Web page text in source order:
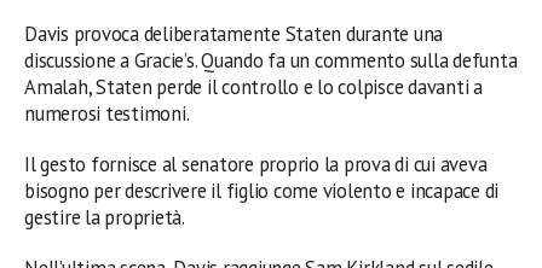
Davis provoca deliberatamente Staten durante una
discussione a Gracie’s. Quando fa un commento sulla defunta
Amalah, Staten perde il controllo e lo colpisce davanti a
numerosi testimoni.
Il gesto fornisce al senatore proprio la prova di cui aveva
bisogno per descrivere il figlio come violento e incapace di
gestire la proprietà.